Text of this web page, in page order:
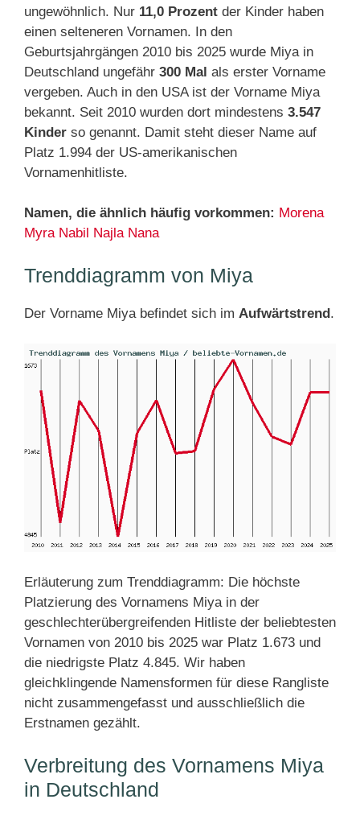
ungewöhnlich. Nur 11,0 Prozent der Kinder haben
einen selteneren Vornamen. In den
Geburtsjahrgängen 2010 bis 2025 wurde Miya in
Deutschland ungefähr 300 Mal als erster Vorname
vergeben. Auch in den USA ist der Vorname Miya
bekannt. Seit 2010 wurden dort mindestens 3.547
Kinder so genannt. Damit steht dieser Name auf
Platz 1.994 der US-amerikanischen
Vornamenhitliste.
Namen, die ähnlich häufig vorkommen: Morena
Myra Nabil Najla Nana
Trenddiagramm von Miya
Der Vorname Miya befindet sich im Aufwärtstrend.
Erläuterung zum Trenddiagramm: Die höchste
Platzierung des Vornamens Miya in der
geschlechterübergreifenden Hitliste der beliebtesten
Vornamen von 2010 bis 2025 war Platz 1.673 und
die niedrigste Platz 4.845. Wir haben
gleichklingende Namensformen für diese Rangliste
nicht zusammengefasst und ausschließlich die
Erstnamen gezählt.
Verbreitung des Vornamens Miya
in Deutschland